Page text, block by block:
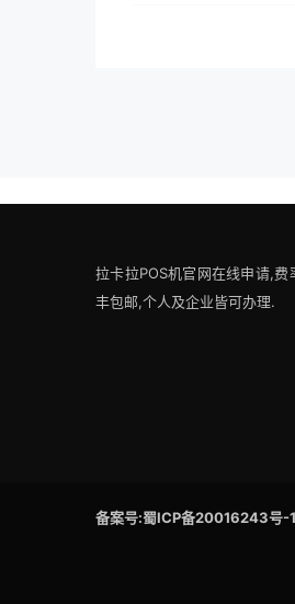
拉卡拉POS机官网在线申请,
丰包邮,个人及企业皆可办理.
备案号:蜀ICP备20016243号-1